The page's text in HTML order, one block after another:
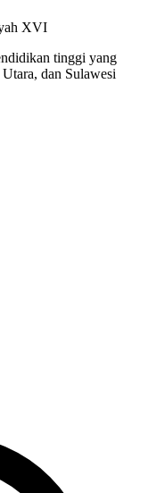
XVI
tinggi yang
dan Sulawesi